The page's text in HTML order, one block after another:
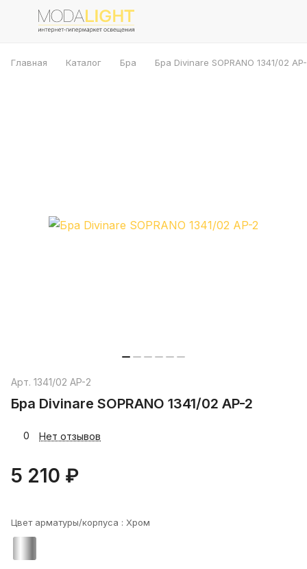
Главная Каталог Бра Бра Divinare SOPRANO 1341/02
Арт. 1341/02 AP-2
Бра Divinare SOPRANO 1341/02 AP-2
0 Нет отзывов
5 210 ₽
Цвет арматуры/корпуса : Хром